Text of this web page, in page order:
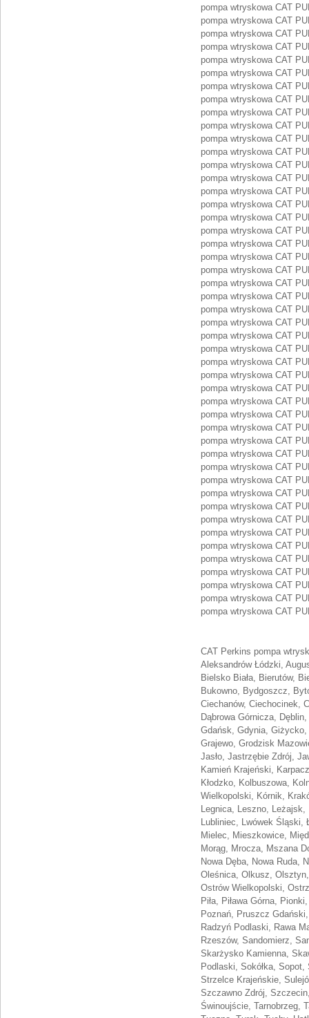
pompa wtryskowa CAT
pompa wtryskowa CAT
pompa wtryskowa CAT
pompa wtryskowa CAT
pompa wtryskowa CAT
pompa wtryskowa CAT
pompa wtryskowa CAT
pompa wtryskowa CAT
pompa wtryskowa CAT
pompa wtryskowa CAT
pompa wtryskowa CAT
pompa wtryskowa CAT
pompa wtryskowa CAT
pompa wtryskowa CAT
pompa wtryskowa CAT
pompa wtryskowa CAT
pompa wtryskowa CAT
pompa wtryskowa CAT
pompa wtryskowa CAT
pompa wtryskowa CAT
pompa wtryskowa CAT
pompa wtryskowa CAT
pompa wtryskowa CAT
pompa wtryskowa CAT
pompa wtryskowa CAT
pompa wtryskowa CAT
pompa wtryskowa CAT
pompa wtryskowa CAT
pompa wtryskowa CAT
pompa wtryskowa CAT
pompa wtryskowa CAT
pompa wtryskowa CAT
pompa wtryskowa CAT
pompa wtryskowa CAT
pompa wtryskowa CAT
pompa wtryskowa CAT
pompa wtryskowa CAT
pompa wtryskowa CAT
pompa wtryskowa CAT
pompa wtryskowa CAT
pompa wtryskowa CAT
pompa wtryskowa CAT
pompa wtryskowa CAT
pompa wtryskowa CAT
pompa wtryskowa CAT
pompa wtryskowa CAT
pompa wtryskowa CAT
CAT Perkins pompa
Aleksandrów Łódzki,
Bielsko Biała, Bierutów,
Bukowno, Bydgoszcz,
Ciechanów, Ciechocinek,
Dąbrowa Górnicza,
Gdańsk, Gdynia, Giżycko,
Grajewo, Grodzisk
Jasło, Jastrzębie Zdrój,
Kamień Krajeński,
Kłodzko, Kolbuszowa,
Wielkopolski, Kórnik,
Legnica, Leszno, Leżajsk,
Lubliniec, Lwówek Śląski,
Mielec, Mieszkowice,
Morąg, Mrocza, Mszana
Nowa Dęba, Nowa Ruda,
Oleśnica, Olkusz,
Ostrów Wielkopolski,
Piła, Piława Górna,
Poznań, Pruszcz
Radzyń Podlaski, Rawa
Rzeszów, Sandomierz,
Skarżysko Kamienna,
Podlaski, Sokółka,
Strzelce Krajeńskie,
Szczawno Zdrój,
Świnoujście, Tarnobrzeg,